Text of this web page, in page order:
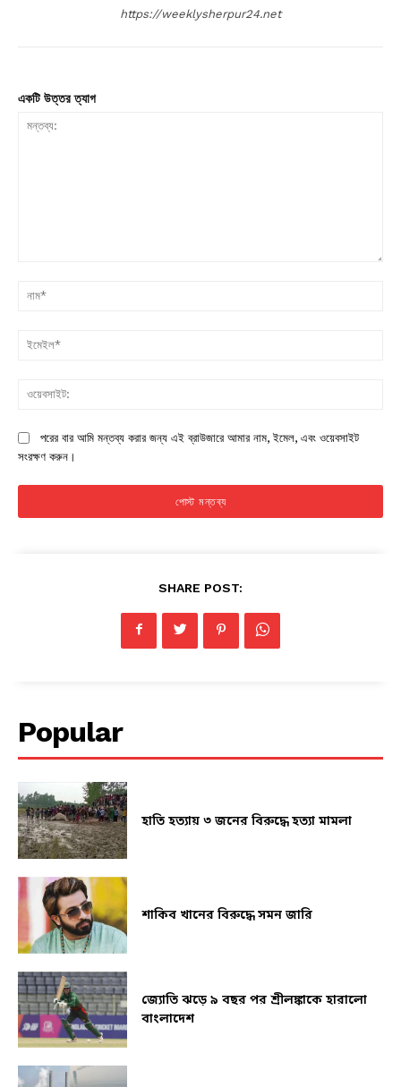
https://weeklysherpur24.net
একটি উত্তর ত্যাগ
পরের বার আমি মন্তব্য করার জন্য এই ব্রাউজারে আমার নাম, ইমেল, এবং ওয়েবসাইট
সংরক্ষণ করুন।
SHARE POST:
Popular
হাতি হত্যায় ৩ জনের বিরুদ্ধে হত্যা মামলা
শাকিব খানের বিরুদ্ধে সমন জারি
জ্যোতি ঝড়ে ৯ বছর পর শ্রীলঙ্কাকে হারালো
বাংলাদেশ